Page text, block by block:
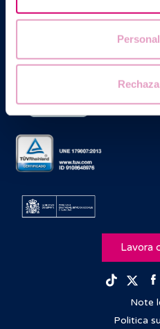
assistita con il codice
Lavora
TikTok
Note
Politica